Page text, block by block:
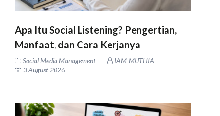
Apa Itu Social Listening? Pengertian,
Manfaat, dan Cara Kerjanya
Social Media Management
IAM-MUTHIA
3 August 2026